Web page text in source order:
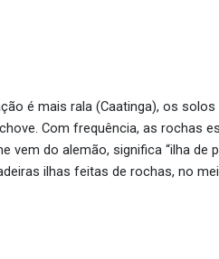
é mais rala (Caatinga), os
Com frequência, as rochas
vem do alemão, significa “ilha de
ilhas feitas de rochas, no